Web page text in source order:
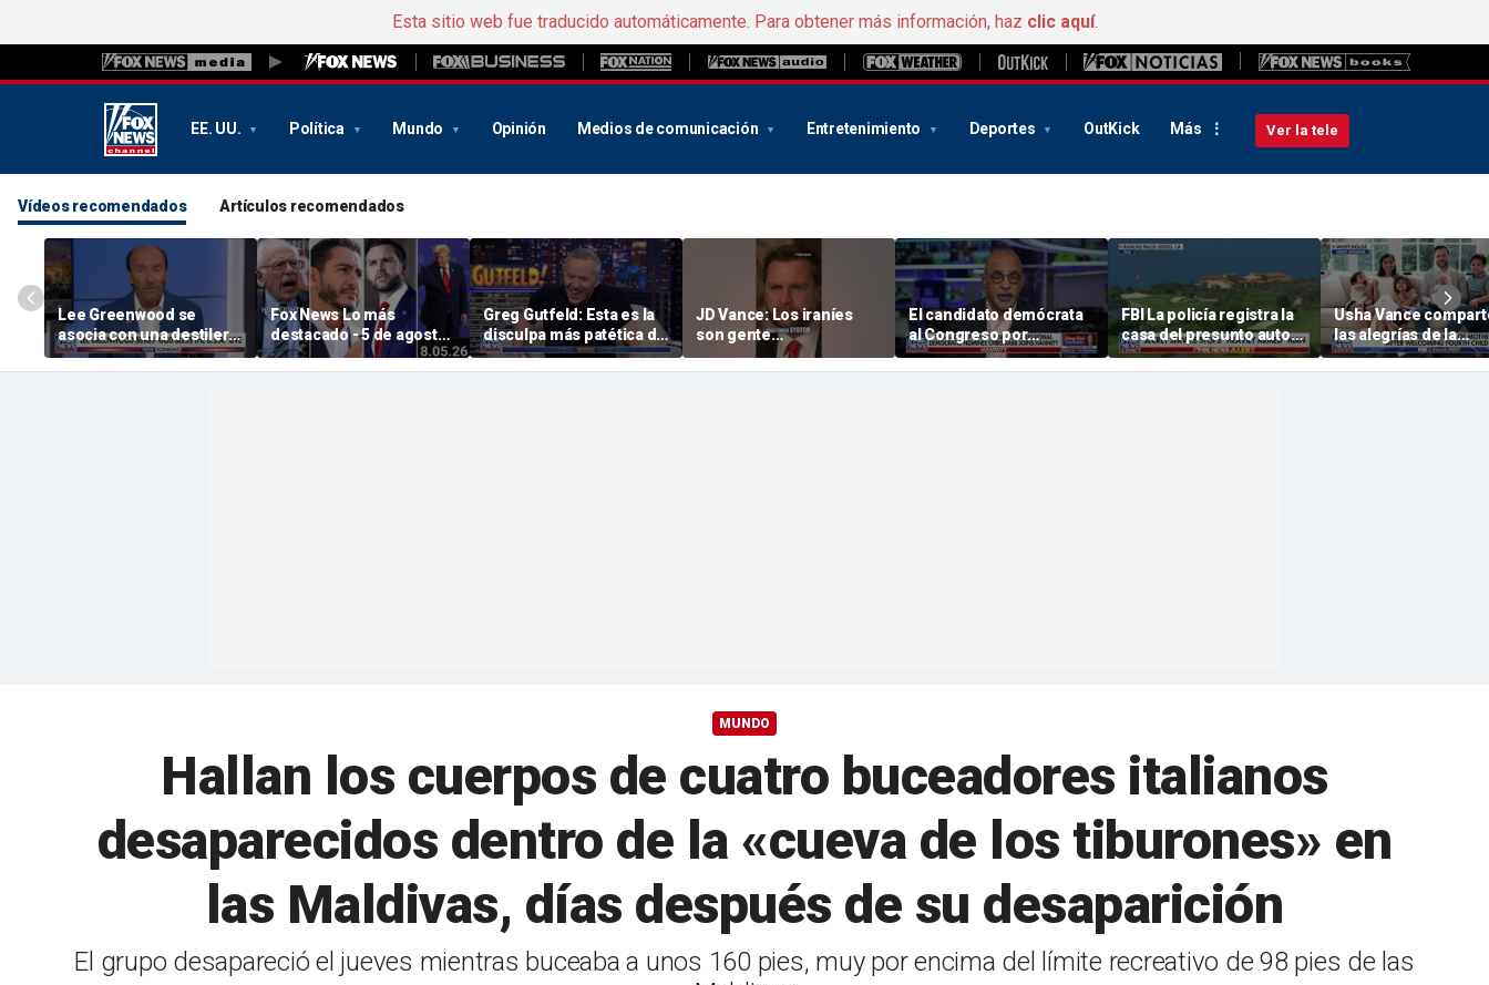
Esta sitio web fue traducido automáticamente. Para obtener más información, haz clic aquí.
EE. UU. Política Mundo Opinión Medios de comunicación Entretenimiento Deportes OutKick Más Ver la tele
Vídeos recomendados Artículos recomendados
Lee Greenwood se
asocia con una destilería
regentada por veteranos
Fox News Lo más
destacado - 5 de agosto
de 2026
Greg Gutfeld: Esta es la
disculpa más patética de
la historia
JD Vance: Los iraníes
son gente
extraordinariamente
difícil
El candidato demócrata
al Congreso por
Pensilvania, respaldado
por la DSA, se ve
FBI La policía registra la
casa del presunto autor
de un intento de
asesinato detenido a las
Usha Vance
las alegrías de la
maternidad tras dar
bienvenida a su
MUNDO
Hallan los cuerpos de cuatro buceadores italianos
desaparecidos dentro de la «cueva de los tiburones» en
las Maldivas, días después de su desaparición
El grupo desapareció el jueves mientras buceaba a unos 160 pies, muy por encima del límite recreativo de 98 pies de las